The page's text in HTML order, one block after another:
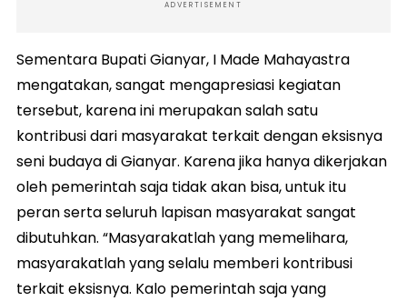
ADVERTISEMENT
Sementara Bupati Gianyar, I Made Mahayastra
mengatakan, sangat mengapresiasi kegiatan
tersebut, karena ini merupakan salah satu
kontribusi dari masyarakat terkait dengan eksisnya
seni budaya di Gianyar. Karena jika hanya dikerjakan
oleh pemerintah saja tidak akan bisa, untuk itu
peran serta seluruh lapisan masyarakat sangat
dibutuhkan. “Masyarakatlah yang memelihara,
masyarakatlah yang selalu memberi kontribusi
terkait eksisnya. Kalo pemerintah saja yang